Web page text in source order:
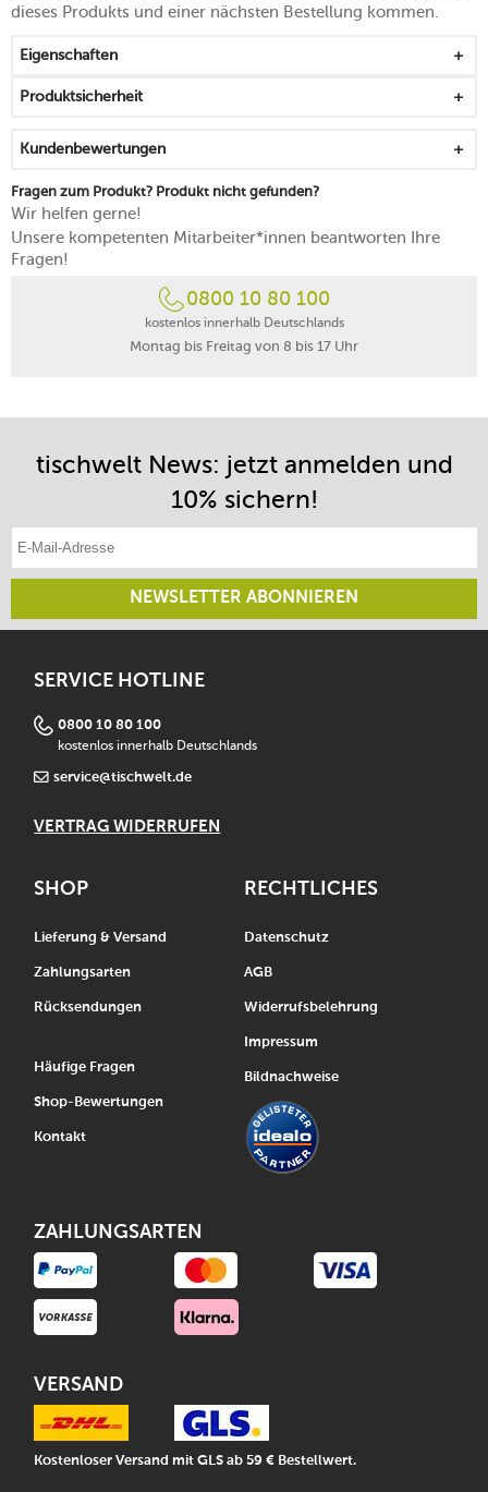
dieses Produkts und einer nächsten Bestellung kommen.
Eigenschaften
Produktsicherheit
Kundenbewertungen
Fragen zum Produkt? Produkt nicht gefunden?
Wir helfen gerne!
Unsere kompetenten Mitarbeiter*innen beantworten Ihre
Fragen!
0800 10 80 100
kostenlos innerhalb Deutschlands
Montag bis Freitag von 8 bis 17 Uhr
tischwelt News: jetzt anmelden und
10% sichern!
NEWSLETTER ABONNIEREN
SERVICE HOTLINE
0800 10 80 100
kostenlos innerhalb Deutschlands
service@tischwelt.de
VERTRAG WIDERRUFEN
SHOP
Lieferung & Versand
Zahlungsarten
Rücksendungen
Häufige Fragen
Shop-Bewertungen
Kontakt
RECHTLICHES
Datenschutz
AGB
Widerrufsbelehrung
Impressum
Bildnachweise
ZAHLUNGSARTEN
VERSAND
Kostenloser Versand mit GLS ab 59 € Bestellwert.